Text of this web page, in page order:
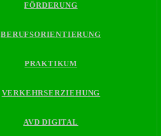
FÖRDERUNG
BERUFSORIENTIERUNG
PRAKTIKUM
VERKEHRSERZIEHUNG
AVD DIGITAL